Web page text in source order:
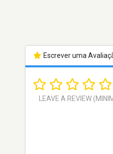
Escrever uma